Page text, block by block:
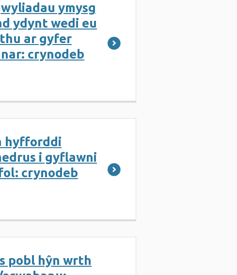
ymysg
ydynt wedi eu
ar gyfer
crynodeb
hyfforddi
i gyflawni
crynodeb
pobl hŷn wrth